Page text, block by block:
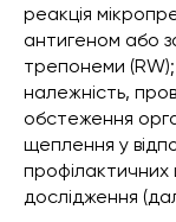
реакція
антигеном або
трепонеми
належність,
обстеження
щеплення у
дослідження